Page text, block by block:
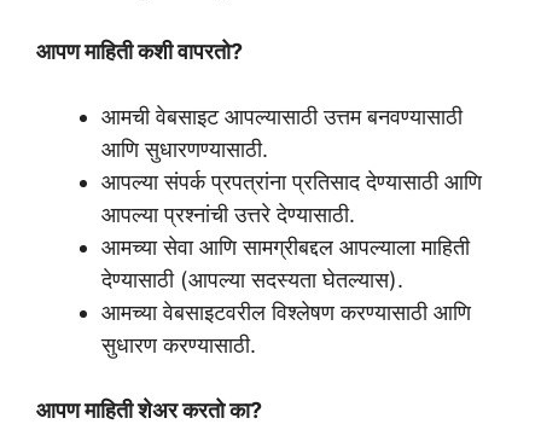
आपण माहिती कशी वापरतो?
आमची वेबसाइट आपल्यासाठी उत्तम बनवण्यासाठी
आणि सुधारणण्यासाठी.
आपल्या संपर्क प्रपत्रांना प्रतिसाद देण्यासाठी आणि
आपल्या प्रश्नांची उत्तरे देण्यासाठी.
आमच्या सेवा आणि सामग्रीबद्दल आपल्याला माहिती
देण्यासाठी (आपल्या सदस्यता घेतल्यास).
आमच्या वेबसाइटवरील विश्लेषण करण्यासाठी आणि
सुधारण करण्यासाठी.
आपण माहिती शेअर करतो का?